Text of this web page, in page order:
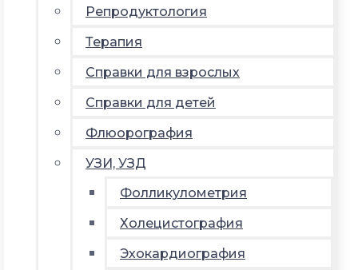
Репродуктология
Терапия
Справки для взрослых
Справки для детей
Флюорография
УЗИ, УЗД
Фолликулометрия
Холецистография
Эхокардиография